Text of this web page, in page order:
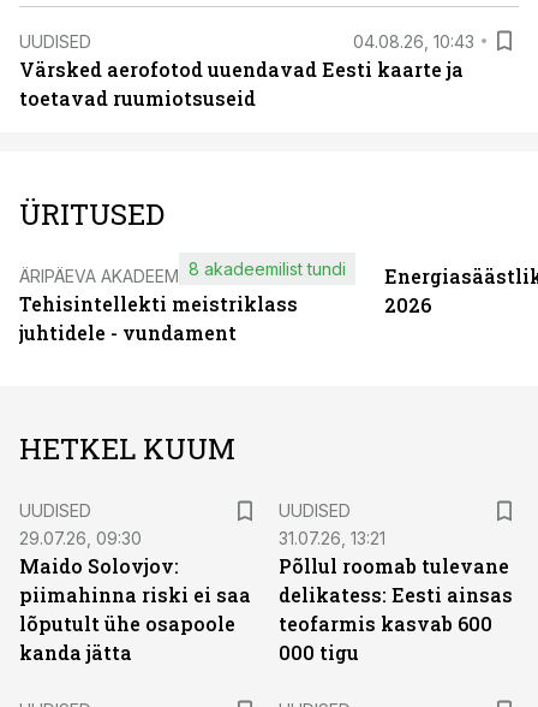
UUDISED 04.08.26, 10:43
Värsked aerofotod uuendavad Eesti kaarte ja
toetavad ruumiotsuseid
ÜRITUSED
ÄRIPÄEVA AKADEEMIA
Tehisintellekti meistriklass
juhtidele - vundament
8 akadeemilist tundi
2026
HETKEL KUUM
UUDISED
29.07.26, 09:30
Maido Solovjov:
piimahinna riski ei saa
lõputult ühe osapoole
kanda jätta
UUDISED
31.07.26, 13:21
Põllul roomab tulevane
delikatess: Eesti ainsas
teofarmis kasvab 600
000 tigu